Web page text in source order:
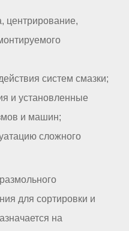
систем смазки;
и установленные
и машин;
сложного
для сортировки и
на